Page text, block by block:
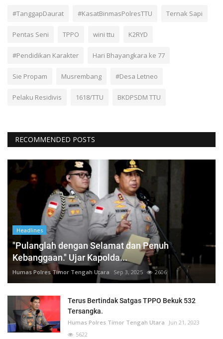
#TanggapDaurat #KasatBinmasPolresTTU Ternak Sapi
Pentas Seni TPPO wini ttu K2RYD
#Pendidikan Karakter Hari Bhayangkara ke 77
Sie Propam Musrembang #Desa Letneo
Pelaku Residivis 1618/TTU BKDPSDM TTU
RECOMMENDED POSTS
Headlines
"Pulanglah dengan Selamat dan Penuh
Kebanggaan." Ujar Kapolda...
Humas Polres Timor Tengah Utara Sep 3, 2025 2606
Terus Bertindak Satgas TPPO Bekuk 532
Tersangka.
Humas Polres Timor Tengah Utara
Jun 21, 2023
5622